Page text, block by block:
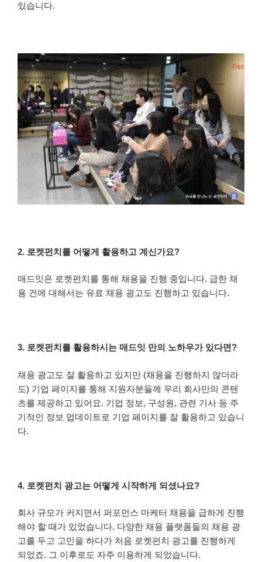
있습니다.
2. 로켓펀치를 어떻게 활용하고 계신가요?
매드잇은 로켓펀치를 통해 채용을 진행 중입니다. 급한 채
용 건에 대해서는 유료 채용 광고도 진행하고 있습니다.
3. 로켓펀치를 활용하시는 매드잇 만의 노하우가 있다면?
채용 광고도 잘 활용하고 있지만 (채용을 진행하지 않더라
도) 기업 페이지를 통해 지원자분들께 우리 회사만의 콘텐
츠를 제공하고 있어요. 기업 정보, 구성원, 관련 기사 등 주
기적인 정보 업데이트로 기업 페이지를 잘 활용하고 있습니
다.
4. 로켓펀치 광고는 어떻게 시작하게 되셨나요?
회사 규모가 커지면서 퍼포먼스 마케터 채용을 급하게 진행
해야 할 때가 있었습니다. 다양한 채용 플랫폼들의 채용 광
고를 두고 고민을 하다가 처음 로켓펀치 광고를 진행하게
되었죠. 그 이후로도 자주 이용하게 되었습니다.